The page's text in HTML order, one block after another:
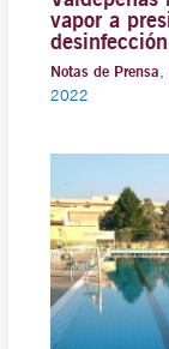
vapor a
Notas de Prensa
2022